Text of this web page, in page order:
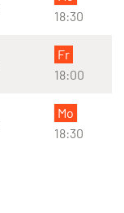
18:30
Fr
18:00
Mo
18:30